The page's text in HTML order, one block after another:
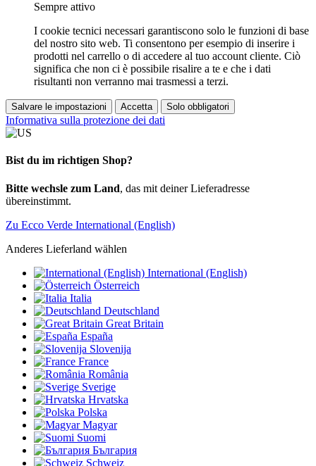
Sempre attivo
I cookie tecnici necessari garantiscono solo le funzioni di base
del nostro sito web. Ti consentono per esempio di inserire i
prodotti nel carrello o di accedere al tuo account cliente. Ciò
significa che non ci è possibile risalire a te e che i dati
risultanti non verranno mai trasmessi a terzi.
Salvare le impostazioni Accetta Solo obbligatori
Informativa sulla protezione dei dati
Bist du im richtigen Shop?
Bitte wechsle zum Land, das mit deiner Lieferadresse
übereinstimmt.
Zu Ecco Verde International (English)
Anderes Lieferland wählen
International (English)
Österreich
Italia
Deutschland
Great Britain
España
Slovenija
France
România
Sverige
Hrvatska
Polska
Magyar
Suomi
България
Schweiz